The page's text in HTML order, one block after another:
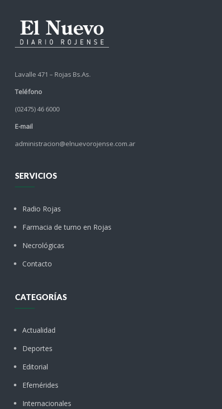
Lavalle 471 – Rojas Bs.As.
Teléfono
(02475) 46 6000
E-mail
administracion@elnuevorojense.com.ar
SERVICIOS
Radio Rojas
Farmacia de turno en Rojas
Necrológicas
Contacto
CATEGORÍAS
Actualidad
Deportes
Editorial
Efemérides
Internacionales